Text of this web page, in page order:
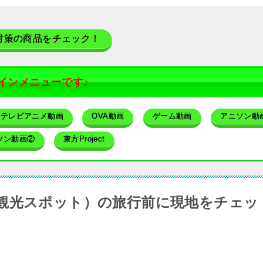
策の商品をチェック！
ンメニューです♪
テレビアニメ動画 OVA動画 ゲーム動画 アニソン
ン動画② 東方Project
光スポット）の旅行前に現地をチェッ